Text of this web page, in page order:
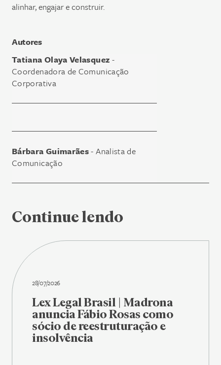
Autores
Tatiana Olaya Velasquez -
Coordenadora de Comunicação
Corporativa
Bárbara Guimarães- Analista de
Comunicação
alinhar, engajar e construir.
Continue lendo
28/07/2026
Lex Legal Brasil | Madrona
anuncia Fábio Rosas como
sócio de reestruturação e
insolvência